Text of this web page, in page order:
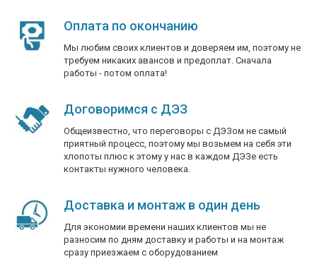
Оплата по окончанию
Мы любим своих клиентов и доверяем им, поэтому не
требуем никаких авансов и предоплат. Сначала
работы - потом оплата!
Договоримся с ДЭЗ
Общеизвестно, что переговоры с ДЭЗом не самый
приятный процесс, поэтому мы возьмем на себя эти
хлопоты плюс к этому у нас в каждом ДЭЗе есть
контакты нужного человека.
Доставка и монтаж в один день
Для экономии времени наших клиентов мы не
разносим по дням доставку и работы и на монтаж
сразу приезжаем с оборудованием